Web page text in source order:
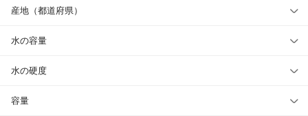
産地（都道府県）
水の容量
水の硬度
容量